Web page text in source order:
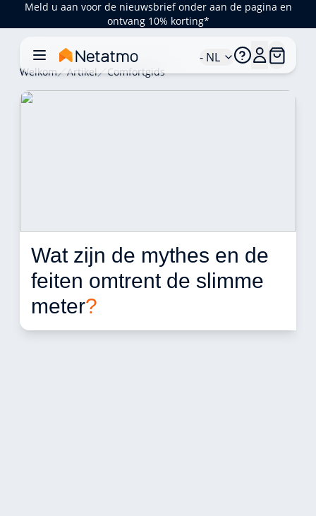
Meld u aan voor de nieuwsbrief onder aan de pagina en
ontvang 10% korting*
- NL
Welkom Artikel Comfortgids
Wat zijn de mythes en de
feiten omtrent de slimme
meter?